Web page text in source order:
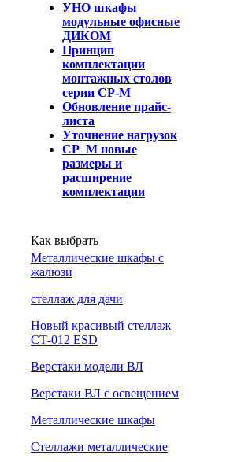
УНО шкафы
модульные офисные
ДИКОМ
Принцип
комплектации
монтажных столов
серии СР-М
Обновление прайс-
листа
Уточнение нагрузок
СР_М новые
размеры и
расширение
комплектации
Как выбрать
Металлические шкафы с
жалюзи
cтеллаж для дачи
Новый красивый стеллаж
СТ-012 ESD
Верстаки модели ВЛ
Верстаки ВЛ с освещением
Металлические шкафы
Стеллажи металлические